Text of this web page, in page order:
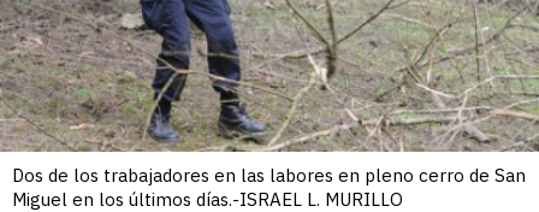
Dos de los trabajadores en las labores en pleno cerro de San
Miguel en los últimos días.-ISRAEL L. MURILLO